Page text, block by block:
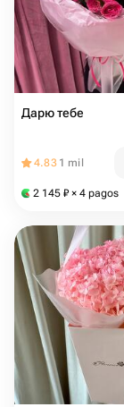
Дарю тебе
4.83 1 mil
2 145 ₽ × 4 pagos